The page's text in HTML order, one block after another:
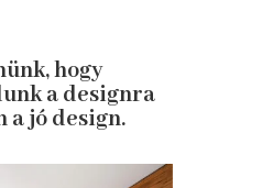
hogy
a designra
a jó design.